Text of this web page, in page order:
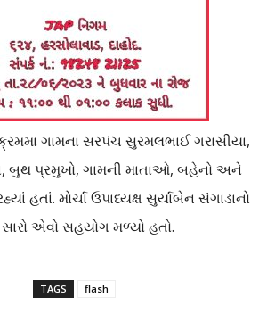
ગામના સરપંચ સુરમલભાઈ ગરાસીયા,
બુથ પ્રમુખો, ગામની માતાઓ, બહેનો અને
હતાં. મોર્ચા ઉપાધ્યક્ષ સુર્યાબેન સંગાડાનો
એવો સહયોગ મળ્યો હતો.
TAGS flash